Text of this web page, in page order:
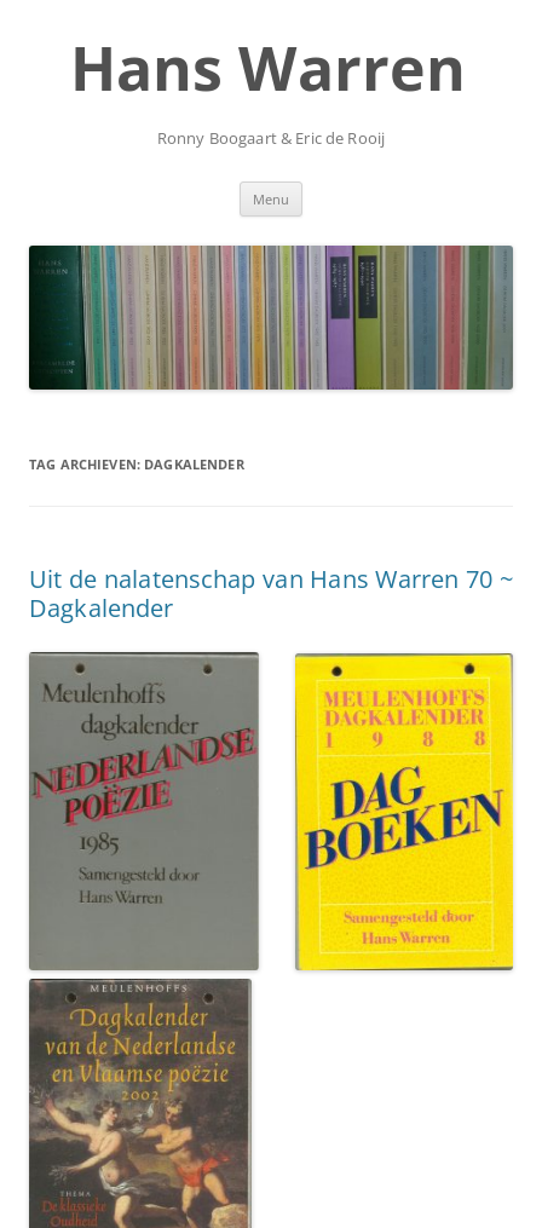
inhoudHans Warren
Ronny Boogaart & Eric de Rooij
Menu
TAG ARCHIEVEN: DAGKALENDER
Uit de nalatenschap van Hans Warren 70 ~
Dagkalender